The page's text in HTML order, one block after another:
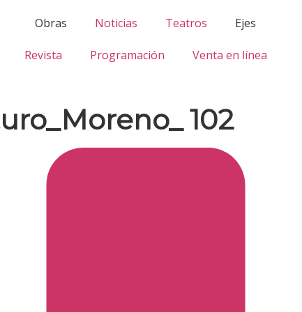
Obras Noticias Teatros Ejes
Revista Programación Venta en línea
102